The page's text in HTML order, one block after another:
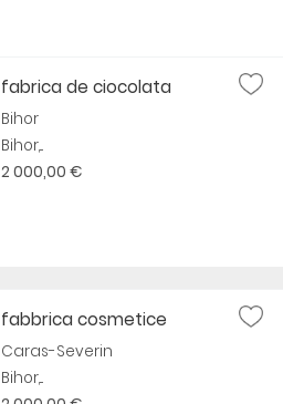
fabrica de ciocolata
Bihor
Bihor,...
2 000,00 €
fabbrica cosmetice
Caras-Severin
Bihor,...